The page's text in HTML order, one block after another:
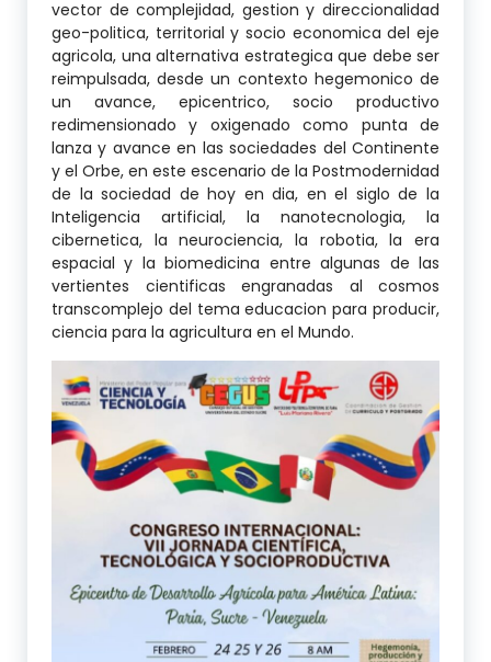
vector de complejidad, gestion y direccionalidad
geo-politica, territorial y socio economica del eje
agricola, una alternativa estrategica que debe ser
reimpulsada, desde un contexto hegemonico de
un avance, epicentrico, socio productivo
redimensionado y oxigenado como punta de
lanza y avance en las sociedades del Continente
y el Orbe, en este escenario de la Postmodernidad
de la sociedad de hoy en dia, en el siglo de la
Inteligencia artificial, la nanotecnologia, la
cibernetica, la neurociencia, la robotia, la era
espacial y la biomedicina entre algunas de las
vertientes cientificas engranadas al cosmos
transcomplejo del tema educacion para producir,
ciencia para la agricultura en el Mundo.